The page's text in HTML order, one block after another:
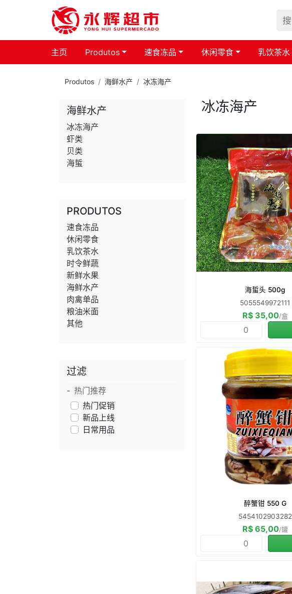
主页 Produtos 速食冻品 休闲零食 乳饮茶水
Produtos 海鲜水产 冰冻海产
海鲜水产
冰冻海产
虾类
贝类
海蜇
PRODUTOS
速食冻品
休闲零食
乳饮茶水
时令鲜蔬
新鲜水果
海鲜水产
肉禽单品
粮油米面
其他
过滤
热门推荐
热门促销
新品上线
日常用品
冰冻海产
海蜇头 500g
5055549972111
R$ 35,00/盒
醉蟹钳 550 G
5454102903282
R$ 65,00/罐